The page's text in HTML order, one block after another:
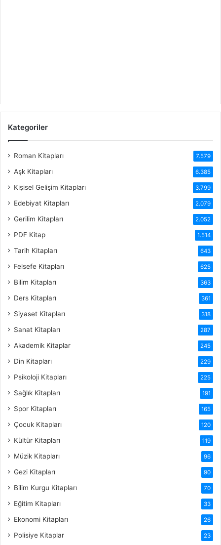
Kategoriler
Roman Kitapları 7.579
Aşk Kitapları 6.385
Kişisel Gelişim Kitapları 3.799
Edebiyat Kitapları 2.079
Gerilim Kitapları 2.052
PDF Kitap 1.514
Tarih Kitapları 643
Felsefe Kitapları 625
Bilim Kitapları 363
Ders Kitapları 361
Siyaset Kitapları 318
Sanat Kitapları 287
Akademik Kitaplar 245
Din Kitapları 229
Psikoloji Kitapları 225
Sağlık Kitapları 191
Spor Kitapları 165
Çocuk Kitapları 120
Kültür Kitapları 119
Müzik Kitapları 96
Gezi Kitapları 90
Bilim Kurgu Kitapları 70
Eğitim Kitapları 33
Ekonomi Kitapları 26
Polisiye Kitaplar 23